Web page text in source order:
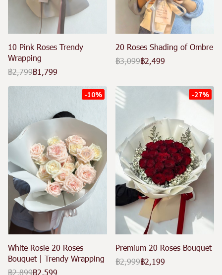
10 Pink Roses Trendy
Wrapping
฿2,799฿1,799
20 Roses Shading of Ombre
฿3,099฿2,499
-10%
White Rosie 20 Roses
Bouquet | Trendy Wrapping
฿2,899฿2,599
-27%
Premium 20 Roses Bouquet
฿2,999฿2,199